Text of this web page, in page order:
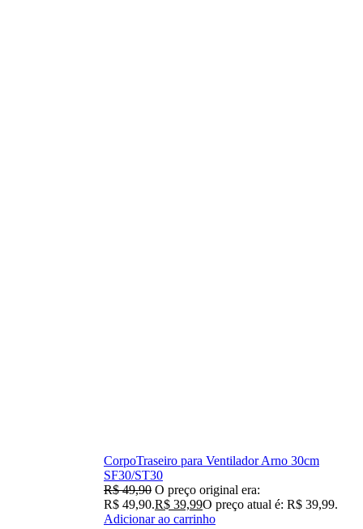
CorpoTraseiro para Ventilador Arno 30cm
SF30/ST30
R$49,90 O preço original era:
R$ 49,90.R$ 39,99O preço atual é: R$ 39,99.
Adicionar ao carrinho